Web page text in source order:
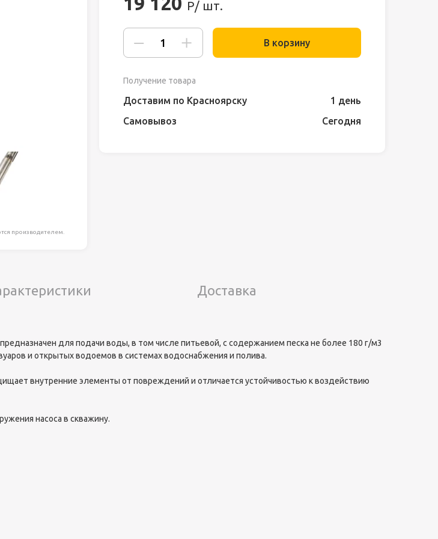
производителем.
Р/ шт.
В корзину
Получение товара
Доставим по Красноярску
1 день
Самовывоз
Сегодня
Доставка
для подачи воды, в том числе питьевой, с содержанием песка не более 180 г/м3
и открытых водоемов в системах водоснабжения и полива.
внутренние элементы от повреждений и отличается устойчивостью к воздействию
насоса в скважину.